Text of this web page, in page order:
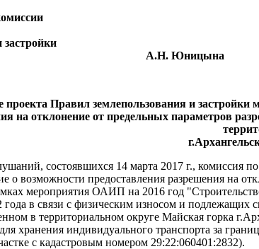
А.Н. Юницына
проекта Правил землепользования и
на отклонение от предельных параметров
состоявшихся 14 марта 2017 г., комиссия
о возможности предоставления разрешения на
мероприятия ОАИП на 2016 год
в связи с физическим износом и
в территориальном округе Майская горка
хранения индивидуального транспорта за
с кадастровым номером 29:22:060401:2832).